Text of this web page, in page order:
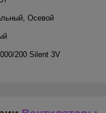
, Осевой
200 Silent 3V